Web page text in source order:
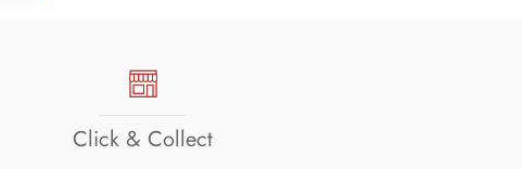
Click & Collect